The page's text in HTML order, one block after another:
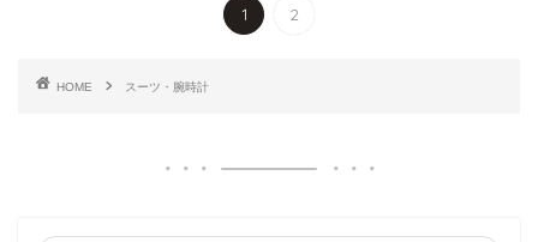
1 2
HOME スーツ・腕時計